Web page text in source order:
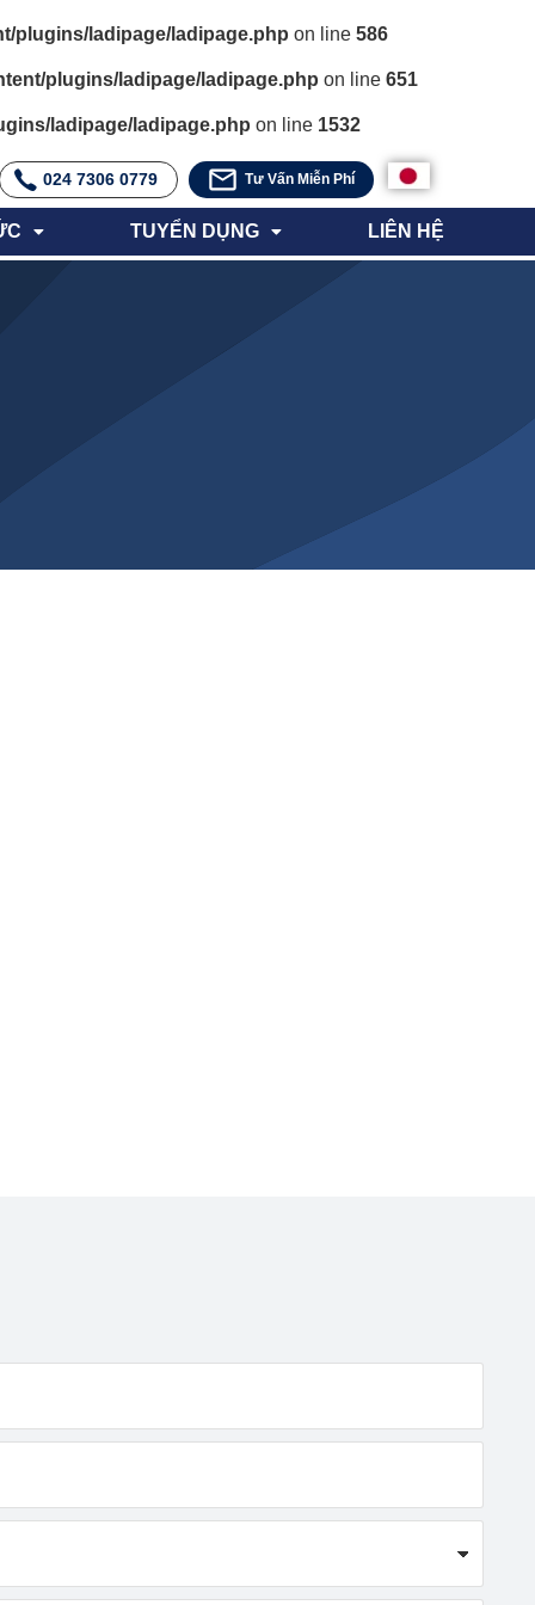
plugins/ladipage/ladipage.php on line 586
plugins/ladipage/ladipage.php on line 651
ladipage/ladipage.php on line 1532
024 7306 0779 Tư Vấn Miễn Phí
TUYỂN DỤNG LIÊN HỆ